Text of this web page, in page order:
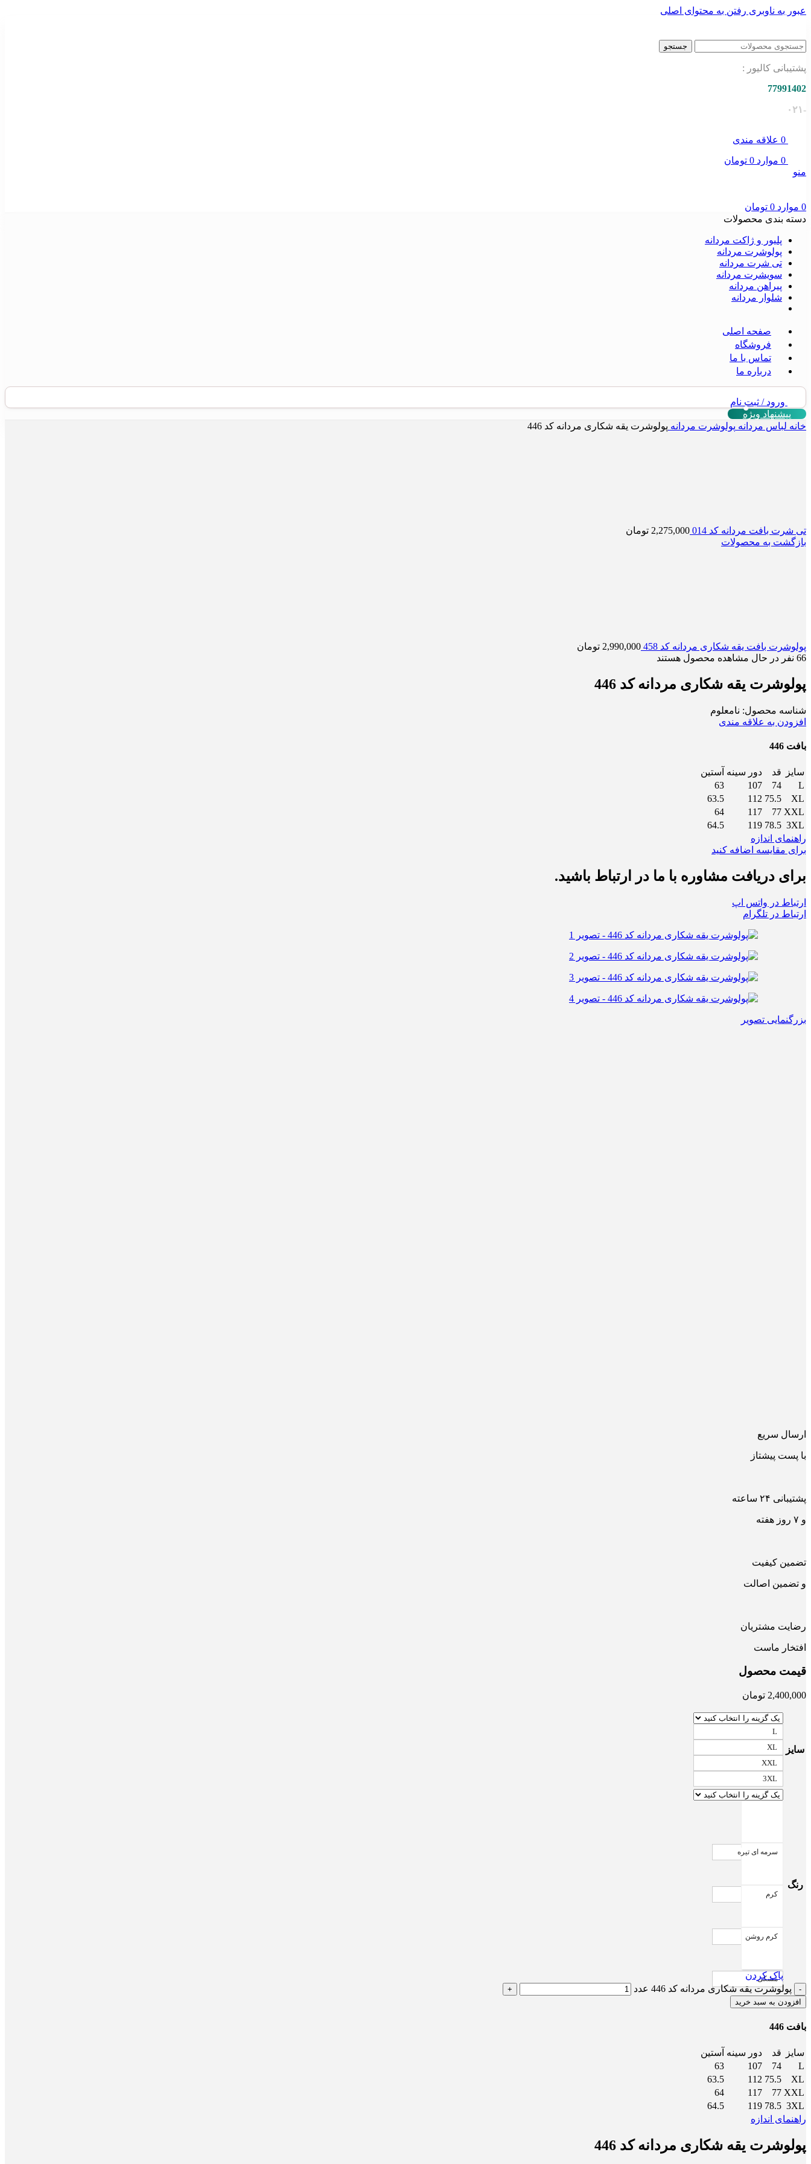
عبور به ناوبری رفتن به محتوای اصلی
جستجو
پشتیبانی کالیور :
77991402
-۰۲۱
0 علاقه مندی
0 موارد 0 تومان
منو
0 موارد 0 تومان
دسته بندی محصولات
پلیور و ژاکت مردانه
پولوشرت مردانه
تی شرت مردانه
سویشرت مردانه
پیراهن مردانه
شلوار مردانه
صفحه اصلی
فروشگاه
تماس با ما
درباره ما
ورود / ثبت نام
پیشنهاد ویژه
خانه لباس مردانه پولوشرت مردانه پولوشرت یقه شکاری مردانه کد 446
تی شرت بافت مردانه کد 014 2,275,000 تومان
بازگشت به محصولات
پولوشرت بافت یقه شکاری مردانه کد 458 2,990,000 تومان
66 نفر در حال مشاهده محصول هستند
پولوشرت یقه شکاری مردانه کد 446
شناسه محصول: نامعلوم
افزودن به علاقه مندی
بافت 446
سایز قد دور سینه آستین
L
74
107
63
XL
75.5
112
63.5
XXL
77
117
64
3XL
78.5
119
64.5
راهنمای اندازه
برای مقایسه اضافه کنید
برای دریافت مشاوره با ما در ارتباط باشید.
ارتباط در واتس اپ
ارتباط در تلگرام
بزرگنمایی تصویر
ارسال سریع
با پست پیشتاز
پشتیبانی ۲۴ ساعته
و ۷ روز هفته
تضمین کیفیت
و تضمین اصالت
رضایت مشتریان
افتخار ماست
قیمت محصول
2,400,000 تومان
سایز
L
XL
XXL
3XL
رنگ
سرمه ای تیره
کرم
کرم روشن
مشکی
پاک کردن
پولوشرت یقه شکاری مردانه کد 446 عدد
افزودن به سبد خرید
بافت 446
سایز قد دور سینه آستین
L
74
107
63
XL
75.5
112
63.5
XXL
77
117
64
3XL
78.5
119
64.5
راهنمای اندازه
پولوشرت یقه شکاری مردانه کد 446